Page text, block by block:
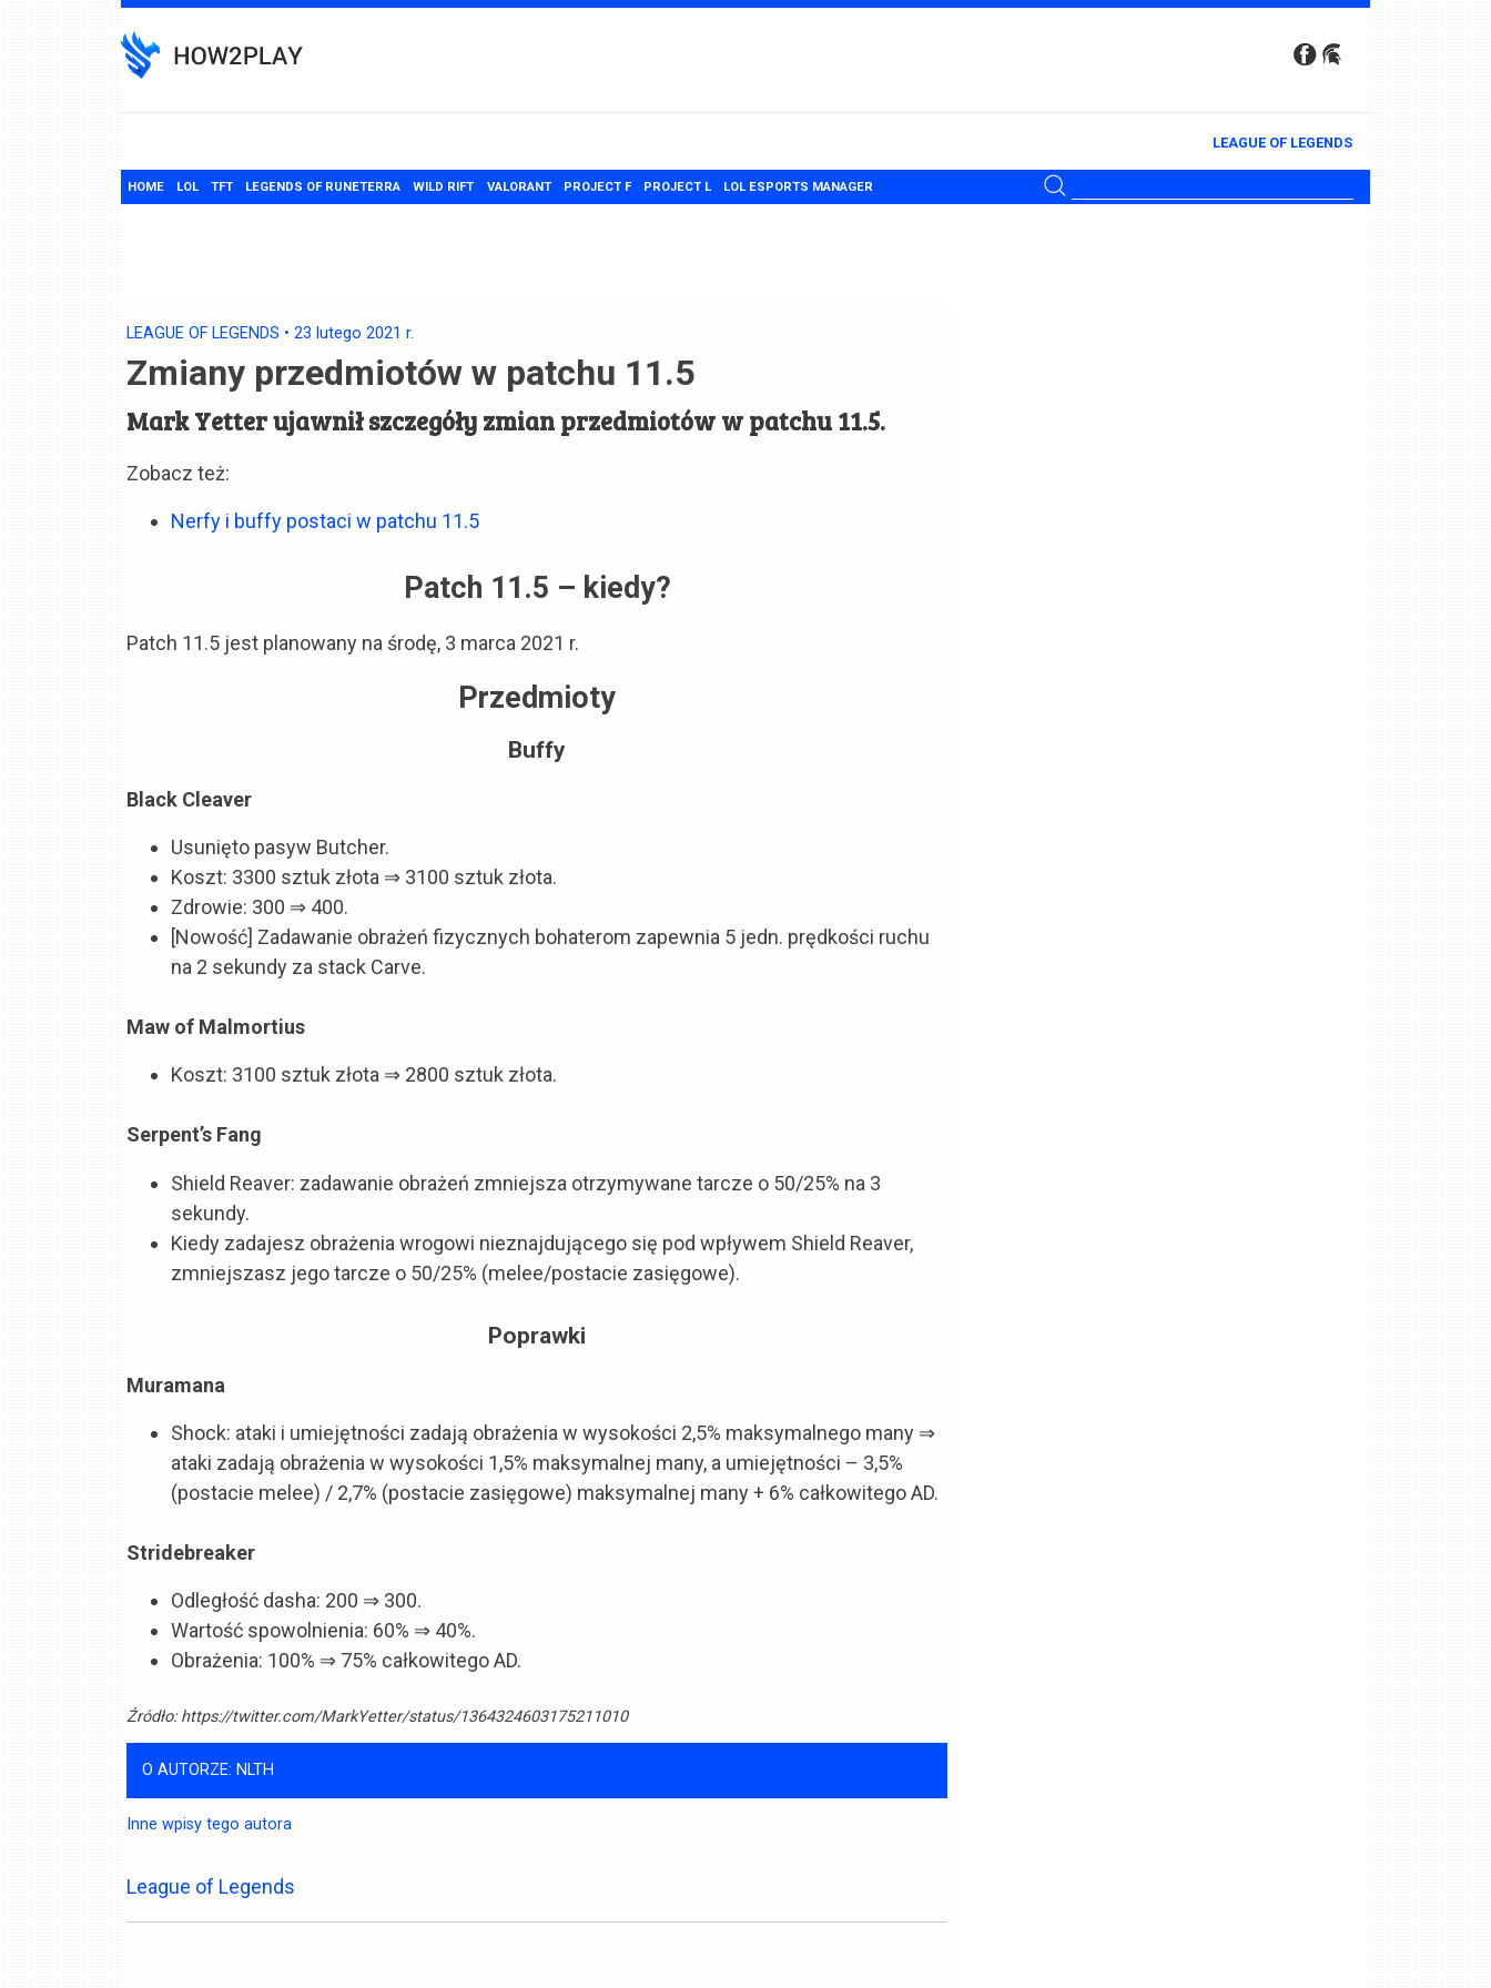
to
content
LEAGUE OF LEGENDS
HOME LOL TFT LEGENDS OF RUNETERRA WILD RIFT VALORANT PROJECT F PROJECT L LOL ESPORTS MANAGER
LEAGUE OF LEGENDS • 23 lutego 2021 r.
Zmiany przedmiotów w patchu 11.5
Mark Yetter ujawnił szczegóły zmian przedmiotów w patchu 11.5.
Zobacz też:
Nerfy i buffy postaci w patchu 11.5
Patch 11.5 – kiedy?
Patch 11.5 jest planowany na środę, 3 marca 2021 r.
Przedmioty
Buffy
Black Cleaver
Usunięto pasyw Butcher.
Koszt: 3300 sztuk złota ⇒ 3100 sztuk złota.
Zdrowie: 300 ⇒ 400.
[Nowość] Zadawanie obrażeń fizycznych bohaterom zapewnia 5 jedn. prędkości ruchu
na 2 sekundy za stack Carve.
Maw of Malmortius
Koszt: 3100 sztuk złota ⇒ 2800 sztuk złota.
Serpent’s Fang
Shield Reaver: zadawanie obrażeń zmniejsza otrzymywane tarcze o 50/25% na 3
sekundy.
Kiedy zadajesz obrażenia wrogowi nieznajdującego się pod wpływem Shield Reaver,
zmniejszasz jego tarcze o 50/25% (melee/postacie zasięgowe).
Poprawki
Muramana
Shock: ataki i umiejętności zadają obrażenia w wysokości 2,5% maksymalnego many ⇒
ataki zadają obrażenia w wysokości 1,5% maksymalnej many, a umiejętności – 3,5%
(postacie melee) / 2,7% (postacie zasięgowe) maksymalnej many + 6% całkowitego AD.
Stridebreaker
Odległość dasha: 200 ⇒ 300.
Wartość spowolnienia: 60% ⇒ 40%.
Obrażenia: 100% ⇒ 75% całkowitego AD.
Źródło:https://twitter.com/MarkYetter/status/1364324603175211010
O AUTORZE: NLTH
Inne wpisy tego autora
League of Legends